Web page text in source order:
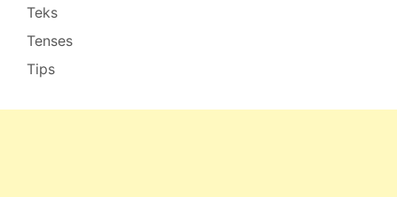
Teks
Tenses
Tips